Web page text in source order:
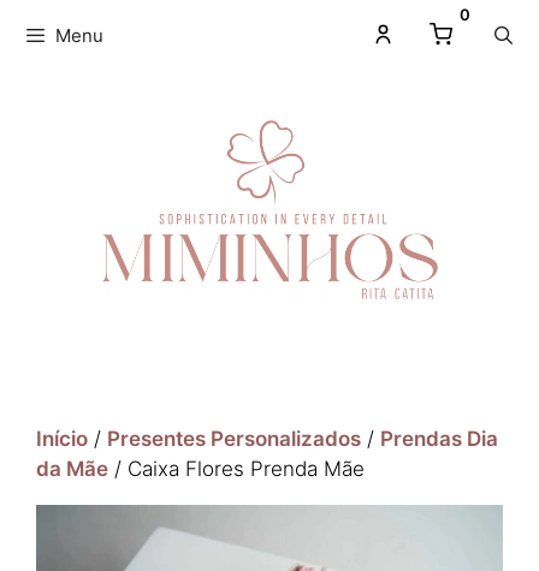
0
Menu
Início / Presentes Personalizados / Prendas Dia
da Mãe / Caixa Flores Prenda Mãe